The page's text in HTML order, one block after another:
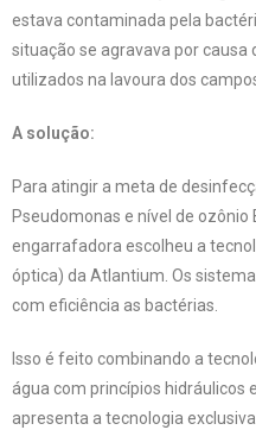
estava contaminada pela
situação se agravava por
utilizados na lavoura dos
A solução:
Para atingir a meta de
Pseudomonas e nível de ozônio
engarrafadora escolheu a
óptica) da Atlantium. Os
com eficiência as bactérias.
Isso é feito combinando a
água com princípios hidráulicos
apresenta a tecnologia